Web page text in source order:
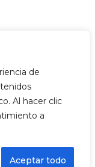
de
Al hacer clic
a
Aceptar todo